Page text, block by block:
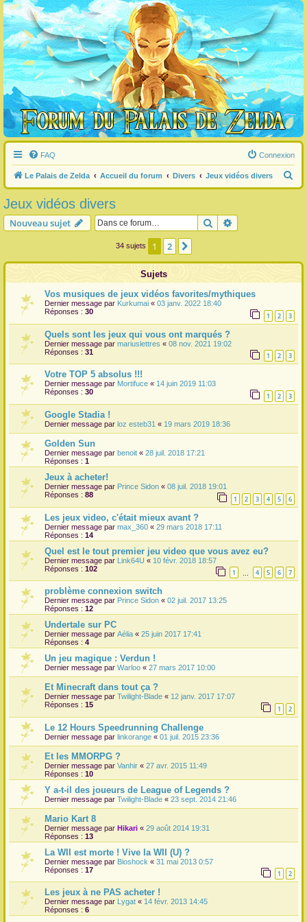
FAQ Connexion
Le Palais de Zelda Accueil du forum Divers Jeux vidéos divers
e
r
Jeux vidéos divers
Nouveau sujet Rechercher
34 sujets 1 2
Sujets
Vos musiques de jeux vidéos favorites/mythiques
Dernier message par Kurkumai « 03 janv. 2022 18:40
Réponses : 30 1 2 3
Quels sont les jeux qui vous ont marqués ?
Dernier message par mariuslettres « 08 nov. 2021 19:02
Réponses : 31 1 2 3
Votre TOP 5 absolus !!!
Dernier message par Mortifuce « 14 juin 2019 11:03
Réponses : 30 1 2 3
Google Stadia !
Dernier message par loz esteb31 « 19 mars 2019 18:36
Golden Sun
Dernier message par benoit « 28 juil. 2018 17:21
Réponses : 1
Jeux à acheter!
Dernier message par Prince Sidon « 08 juil. 2018 19:01
Réponses : 88 1 2 3 4 5 6
Les jeux video, c'était mieux avant ?
Dernier message par max_360 « 29 mars 2018 17:11
Réponses : 14
Quel est le tout premier jeu video que vous avez eu?
Dernier message par Link64U « 10 févr. 2018 18:57
Réponses : 102 1 4 5 6 7
problème connexion switch
Dernier message par Prince Sidon « 02 juil. 2017 13:25
Réponses : 12
Undertale sur PC
Dernier message par Aélia « 25 juin 2017 17:41
Réponses : 4
Un jeu magique : Verdun !
Dernier message par Warloo « 27 mars 2017 10:00
Et Minecraft dans tout ça ?
Dernier message par Twilight-Blade « 12 janv. 2017 17:07
Réponses : 15 1 2
Le 12 Hours Speedrunning Challenge
Dernier message par linkorange « 01 juil. 2015 23:36
Et les MMORPG ?
Dernier message par Vanhir « 27 avr. 2015 11:49
Réponses : 10
Y a-t-il des joueurs de League of Legends ?
Dernier message par Twilight-Blade « 23 sept. 2014 21:46
Mario Kart 8
Dernier message par Hikari « 29 août 2014 19:31
Réponses : 13
La WII est morte ! Vive la WII (U) ?
Dernier message par Bioshock « 31 mai 2013 0:57
Réponses : 17 1 2
Les jeux à ne PAS acheter !
Dernier message par Lygat « 14 févr. 2013 14:45
Réponses : 6